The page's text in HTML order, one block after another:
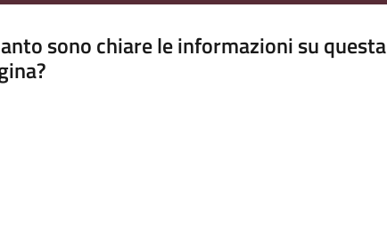
sono chiare le informazioni su questa